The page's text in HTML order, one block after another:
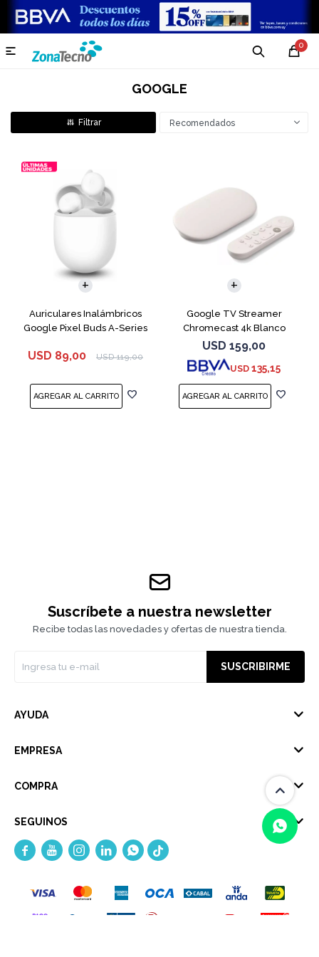
0

GOOGLE
Recomendados
Auriculares Inalámbricos
Google Pixel Buds A-Series
USD 89,00 USD 119,00
Google TV Streamer
Chromecast 4k Blanco
USD 159,00
USD 135,15
(0/4)
Suscríbete a nuestra newsletter
Recibe todas las novedades y ofertas de nuestra tienda.
SUSCRIBIRME
AYUDA
EMPRESA
COMPRA
SEGUINOS
    